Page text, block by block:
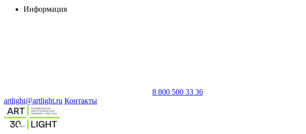
Информация
8 800 500 33 36
artlight@artlight.ru Контакты